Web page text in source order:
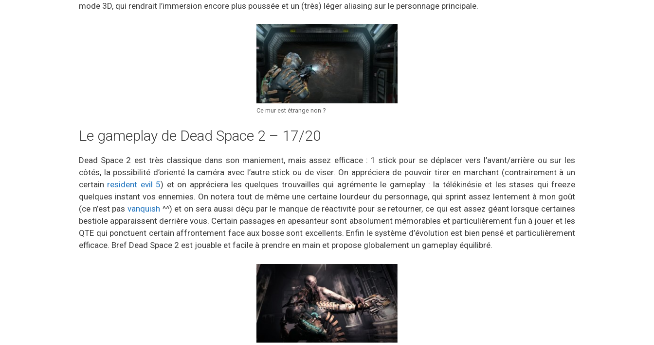
mode 3D, qui rendrait l’immersion encore plus poussée et un (très) léger aliasing sur le personnage principale.
Ce mur est étrange non ?
Le gameplay de Dead Space 2 – 17/20
Dead Space 2 est très classique dans son maniement, mais assez efficace : 1 stick pour se déplacer vers l’avant/arrière ou sur les
côtés, la possibilité d’orienté la caméra avec l’autre stick ou de viser. On appréciera de pouvoir tirer en marchant (contrairement à un
certain resident evil 5) et on appréciera les quelques trouvailles qui agrémente le gameplay : la télékinésie et les stases qui freeze
quelques instant vos ennemies. On notera tout de même une certaine lourdeur du personnage, qui sprint assez lentement à mon goût
(ce n’est pas vanquish ^^) et on sera aussi déçu par le manque de réactivité pour se retourner, ce qui est assez géant lorsque certaines
bestiole apparaissent derrière vous. Certain passages en apesanteur sont absolument mémorables et particulièrement fun à jouer et les
QTE qui ponctuent certain affrontement face aux bosse sont excellents. Enfin le système d’évolution est bien pensé et particulièrement
efficace. Bref Dead Space 2 est jouable et facile à prendre en main et propose globalement un gameplay équilibré.